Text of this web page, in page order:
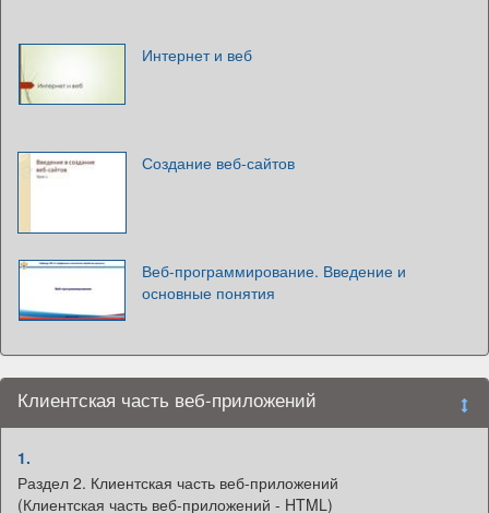
Интернет и веб
Создание веб-сайтов
Веб-программирование. Введение и
основные понятия
Клиентская часть веб-приложений
1.
Раздел 2. Клиентская часть веб-приложений
(Клиентская часть веб-приложений - HTML)